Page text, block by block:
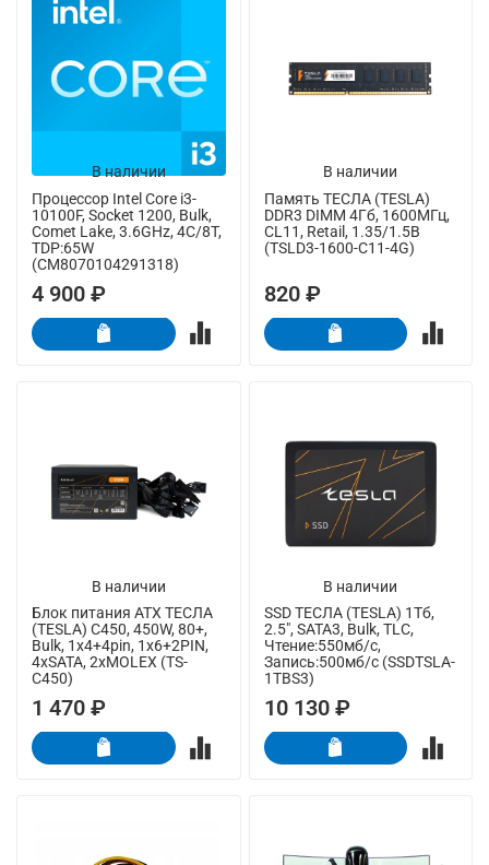
В наличии
Процессор Intel Core i3-
10100F, Socket 1200, Bulk,
Comet Lake, 3.6GHz, 4C/8T,
TDP:65W
(CM8070104291318)
4 900 ₽
В наличии
Память ТЕСЛА (TESLA)
DDR3 DIMM 4Гб, 1600МГц,
CL11, Retail, 1.35/1.5В
(TSLD3-1600-C11-4G)
820 ₽
В наличии
Блок питания ATX ТЕСЛА
(TESLA) C450, 450W, 80+,
Bulk, 1x4+4pin, 1x6+2PIN,
4xSATA, 2xMOLEX (TS-
C450)
1 470 ₽
В наличии
SSD ТЕСЛА (TESLA) 1Тб,
2.5", SATA3, Bulk, TLC,
Чтение:550мб/с,
Запись:500мб/с (SSDTSLA-
1TBS3)
10 130 ₽